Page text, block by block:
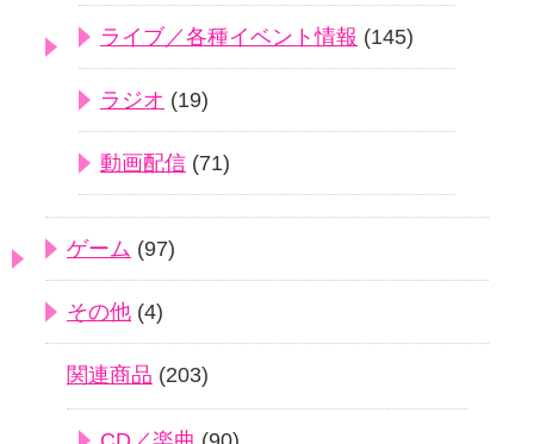
ライブ／各種イベント情報 (145)
ラジオ (19)
動画配信 (71)
ゲーム (97)
その他 (4)
関連商品 (203)